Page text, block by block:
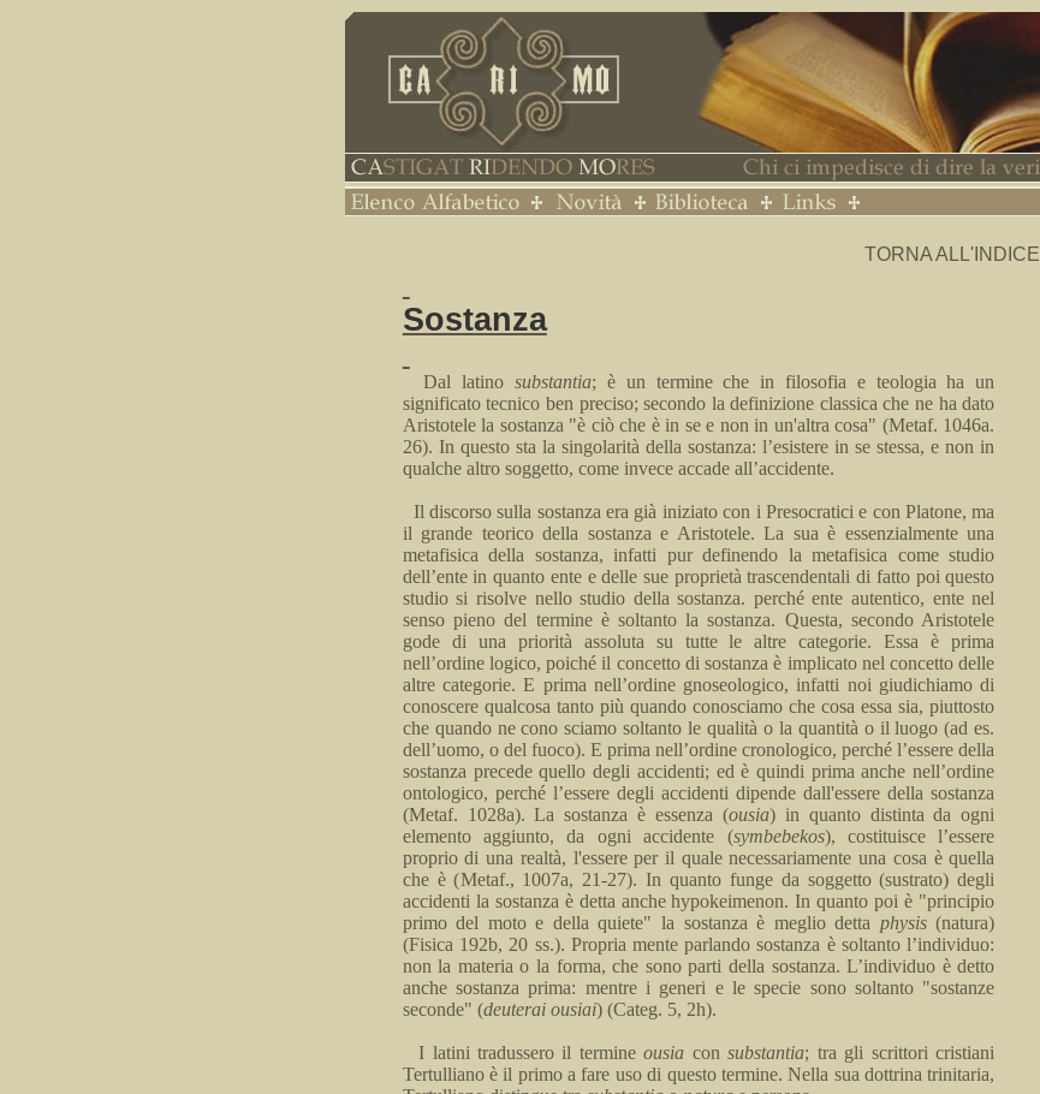
TORNA ALL'INDICE
Sostanza
Dal latinosubstantia; è un termine che in filosofia e teologia ha un
significato tecnico ben preciso; secondo la definizione classica che ne ha dato
Aristotele la sostanza "è ciò che è in se e non in un'altra cosa" (Metaf. 1046a.
26). In questo sta la singolarità della sostanza: l’esistere in se stessa, e non in
qualche altro soggetto, come invece accade all’accidente.
Il discorso sulla sostanza era già iniziato con i Presocratici e con Platone, ma
il grande teorico della sostanza e Aristotele. La sua è essenzialmente una
metafisica della sostanza, infatti pur definendo la metafisica come studio
dell’ente in quanto ente e delle sue proprietà trascendentali di fatto poi questo
studio si risolve nello studio della sostanza. perchéente autentico, ente nel
senso pieno del termine è soltanto la sostanza. Questa, secondo Aristotele
gode di una priorità assoluta su tutte le altre categorie. Essa è prima
nell’ordine logico, poiché il concetto di sostanza è implicato nel concetto delle
altre categorie. E prima nell’ordine gnoseologico, infatti noi giudichiamo di
conoscere qualcosa tanto più quando conosciamo che cosa essa sia, piuttosto
che quando ne cono sciamo soltanto le qualità o la quantità o il luogo (ad es.
dell’uomo, o del fuoco). E prima nell’ordine cronologico, perché l’essere della
sostanza precede quello degli accidenti; ed è quindi prima anche nell’ordine
ontologico, perché l’essere degli accidenti dipende dall'essere della sostanza
(Metaf. 1028a). La sostanza è essenza (ousia) in quanto distinta da ogni
elemento aggiunto, da ogni accidente (symbebekos), costituisce l’essere
proprio di una realtà, l'essere per il quale necessariamente una cosa è quella
che è (Metaf., 1007a, 21-27). In quanto funge da soggetto(sustrato) degli
accidenti la sostanza è detta anchehypokeimenon. In quanto poi è "principio
primo del moto e della quiete" la sostanza è meglio detta physis (natura)
(Fisica 192b, 20 ss.). Propria mente parlando sostanza è soltanto l’individuo:
non la materia o la forma, che sono parti della sostanza. L’individuo è detto
anche sostanza prima: mentre i generi e le specie sono soltanto "sostanze
seconde" (deuterai ousiai) (Categ. 5, 2h).
I latini tradussero il termineousia consubstantia; tra gli scrittori cristiani
Tertulliano è il primo a fare uso di questo termine. Nella sua dottrina trinitaria,